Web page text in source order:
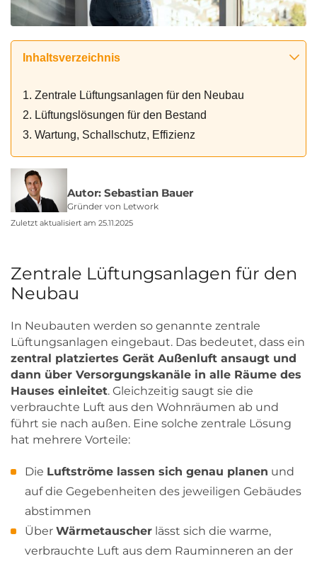
Inhaltsverzeichnis
1. Zentrale Lüftungsanlagen für den Neubau
2. Lüftungslösungen für den Bestand
3. Wartung, Schallschutz, Effizienz
Autor: Sebastian Bauer
Gründer von Letwork
Zuletzt aktualisiert am 25.11.2025
Zentrale Lüftungsanlagen für den
Neubau
In Neubauten werden so genannte zentrale
Lüftungsanlagen eingebaut. Das bedeutet, dass ein
zentral platziertes Gerät Außenluft ansaugt und
dann über Versorgungskanäle in alle Räume des
Hauses einleitet. Gleichzeitig saugt sie die
verbrauchte Luft aus den Wohnräumen ab und
führt sie nach außen. Eine solche zentrale Lösung
hat mehrere Vorteile:
Die Luftströme lassen sich genau planen und
auf die Gegebenheiten des jeweiligen Gebäudes
abstimmen
Über Wärmetauscher lässt sich die warme,
verbrauchte Luft aus dem Rauminneren an der